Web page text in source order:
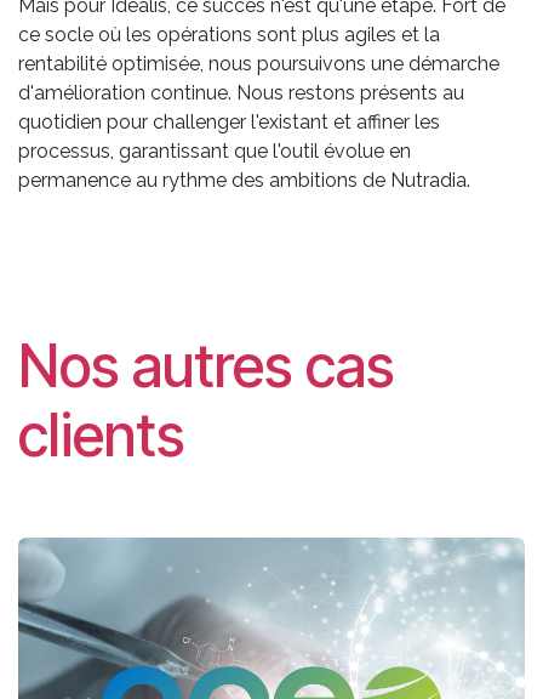
Mais pour Idealis, ce succès n'est qu'une étape. Fort de
ce socle où les opérations sont plus agiles et la
rentabilité optimisée, nous poursuivons une démarche
d'amélioration continue. Nous restons présents au
quotidien pour challenger l'existant et affiner les
processus, garantissant que l'outil évolue en
permanence au rythme des ambitions de Nutradia.
Nos autres cas
clients